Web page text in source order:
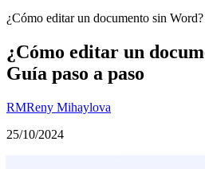
¿Cómo editar un documento sin
¿Cómo editar un
Guía paso a paso
RMReny Mihaylova
25/10/2024